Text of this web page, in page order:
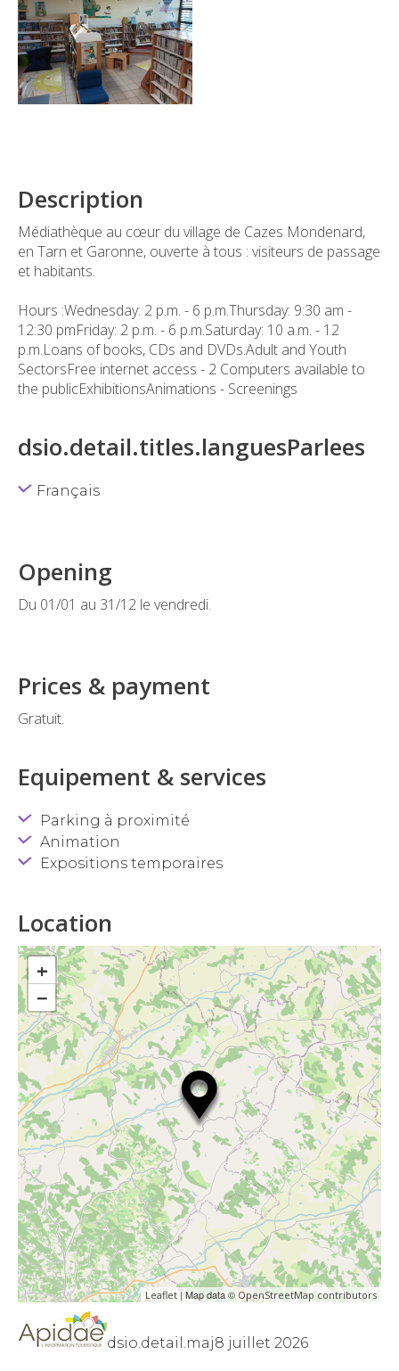
Description
Médiathèque au cœur du village de Cazes Mondenard,
en Tarn et Garonne, ouverte à tous : visiteurs de passage
et habitants.
Hours :Wednesday: 2 p.m. - 6 p.m.Thursday: 9:30 am -
12:30 pmFriday: 2 p.m. - 6 p.m.Saturday: 10 a.m. - 12
p.m.Loans of books, CDs and DVDs.Adult and Youth
SectorsFree internet access - 2 Computers available to
the publicExhibitionsAnimations - Screenings
dsio.detail.titles.languesParlees
Français
Opening
Du 01/01 au 31/12 le vendredi.
Prices & payment
Gratuit.
Equipement & services
Parking à proximité
Animation
Expositions temporaires
Location
+
−
Leaflet | Map data © OpenStreetMap contributors
dsio.detail.maj8 juillet 2026